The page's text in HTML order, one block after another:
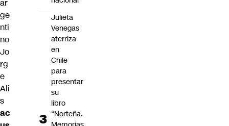
ar
ge
nti
no
Jo
rg
e
Ali
s
ac
Julieta
Venegas
aterriza
en
Chile
para
presentar
su
libro
“Norteña.